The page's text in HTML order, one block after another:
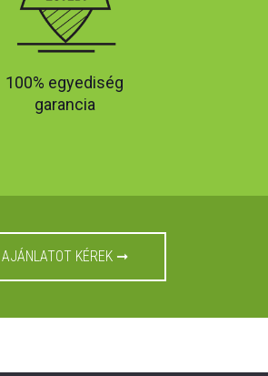
100% egyediség
garancia
AJÁNLATOT KÉREK ➞